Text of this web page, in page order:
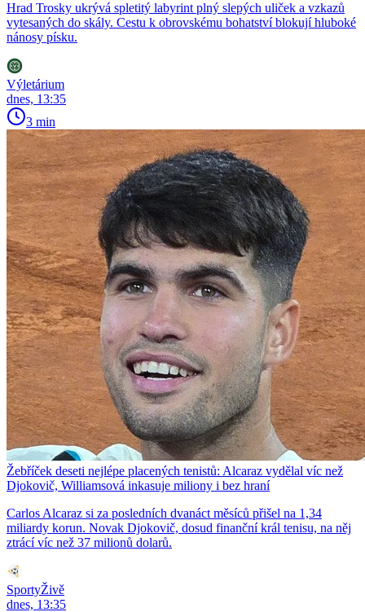
Hrad Trosky ukrývá spletitý labyrint plný slepých uliček a vzkazů
vytesaných do skály. Cestu k obrovskému bohatství blokují hluboké
nánosy písku.
Výletárium
dnes, 13:35
3 min
Žebříček deseti nejlépe placených tenistů: Alcaraz vydělal víc než
Djokovič, Williamsová inkasuje miliony i bez hraní
Carlos Alcaraz si za posledních dvanáct měsíců přišel na 1,34
miliardy korun. Novak Djokovič, dosud finanční král tenisu, na něj
ztrácí víc než 37 milionů dolarů.
SportyŽivě
dnes, 13:35